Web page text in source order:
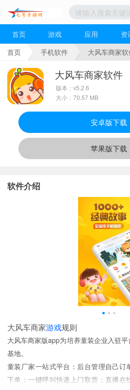
首页 游戏 应用 资
首页
手机软件 大风车商家
大风车商家软件
版本：v5.2.6
大小：70.57 MB
安卓版下载
苹果版下载
软件介绍
大风车商家游戏规则
大风车商家版app为培养童装企业入驻
基地。
童装厂家一站式平台：后台管理自己订
下单；一键呼叫快递上门取货；直播在